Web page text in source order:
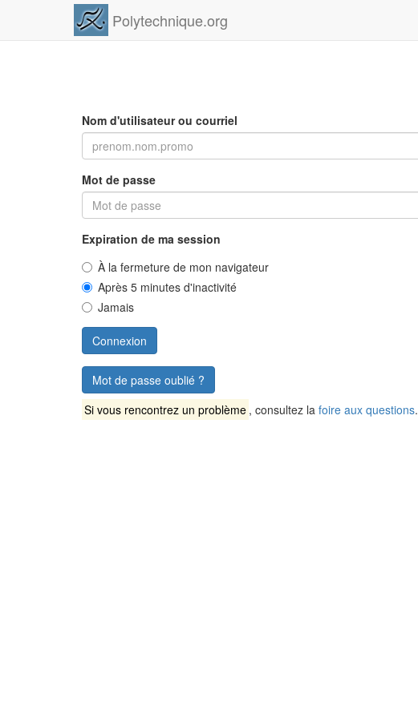
Polytechnique.org
Nom d'utilisateur ou courriel
Mot de passe
Expiration de ma session
À la fermeture de mon navigateur
Après 5 minutes d'inactivité
Jamais
Mot de passe oublié ?
Si vous rencontrez un problème , consultez la foire aux questions.